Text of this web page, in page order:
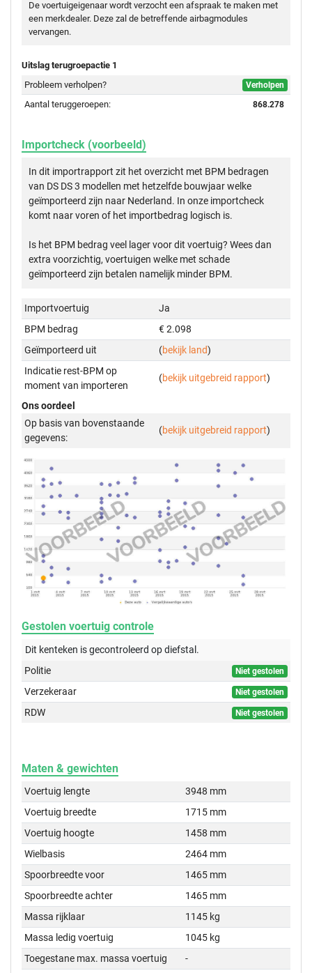
De voertuigeigenaar wordt verzocht een afspraak te maken met
een merkdealer. Deze zal de betreffende airbagmodules
vervangen.
Uitslag terugroepactie 1
Probleem verholpen?
Verholpen
Aantal teruggeroepen: 868.278
Importcheck (voorbeeld)
In dit importrapport zit het overzicht met BPM bedragen
van DS DS 3 modellen met hetzelfde bouwjaar welke
geïmporteerd zijn naar Nederland. In onze importcheck
komt naar voren of het importbedrag logisch is.
Is het BPM bedrag veel lager voor dit voertuig? Wees dan
extra voorzichtig, voertuigen welke met schade
geïmporteerd zijn betalen namelijk minder BPM.
Importvoertuig
Ja
BPM bedrag
€ 2.098
Geïmporteerd uit
(bekijk land)
Indicatie rest-BPM op
moment van importeren
(bekijk uitgebreid rapport)
Ons oordeel
Op basis van bovenstaande
gegevens:
(bekijk uitgebreid rapport)
Gestolen voertuig controle
Dit kenteken is gecontroleerd opdiefstal.
Politie
Niet gestolen
Verzekeraar Niet gestolen
RDW Niet gestolen
Maten & gewichten
Voertuig lengte
3948 mm
Voertuig breedte
1715 mm
Voertuig hoogte
1458 mm
Wielbasis
2464 mm
Spoorbreedte voor
1465 mm
Spoorbreedte achter
1465 mm
Massa rijklaar
1145 kg
Massa ledig voertuig
1045 kg
Toegestane max. massa voertuig
-